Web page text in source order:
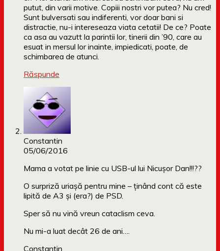
putut, din varii motive. Copiii nostri vor putea? Nu cred!
Sunt bulversati sau indiferenti, vor doar bani si
distractie, nu-i intereseaza viata cetatii! De ce? Poate
ca asa au vazutt la parintii lor, tinerii din ’90, care au
esuat in mersul lor inainte, impiedicati, poate, de
schimbarea de atunci.
Răspunde
Constantin
05/06/2016
Mama a votat pe linie cu USB-ul lui Nicuşor Dan!!!??
O surpriză uriaşă pentru mine – ţinând cont că este
lipită de A3 şi (era?) de PSD.
Sper să nu vină vreun cataclism ceva.
Nu mi-a luat decât 26 de ani….
Constantin